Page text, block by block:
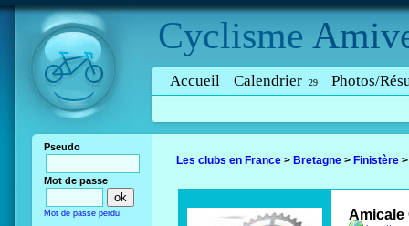
Cyclisme
Accueil Calendrier 29 Photos/
Pseudo
Mot de passe
Mot de passe perdu
Les clubs en France > Bretagne > Finistère
Amicale